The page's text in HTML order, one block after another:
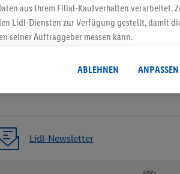
Lidl-Newsletter
aus Ihrem Filial-Kaufverhalten verarbeitet.
Lidl-Diensten zur Verfügung gestellt, damit
seiner Auftraggeber messen kann.
von Daten (z.B. über Ihre Nutzung
Ihrem Kundenkonto - z.B. Alter oder
und Lidl-Dienste hinweg
zur Entwicklung von Angeboten sowie
ABLEHNEN ANPASSEN